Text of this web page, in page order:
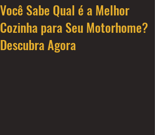
Você Sabe Qual é a Melhor
Cozinha para Seu Motorhome?
Descubra Agora